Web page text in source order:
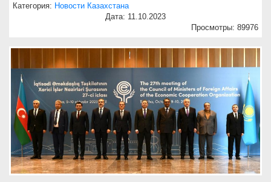
Категория: Новости Казахстана
Дата: 11.10.2023
Просмотры: 89976